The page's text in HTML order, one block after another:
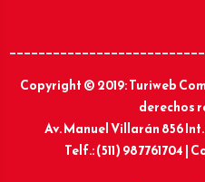
Copyright © 2019: Turiweb
derechos
Av. Manuel Villarán 856
Telf.: (511) 987761704